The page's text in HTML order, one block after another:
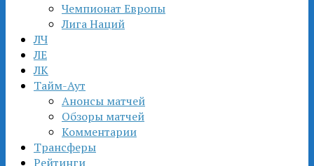
Чемпионат Европы
Лига Наций
ЛЧ
ЛЕ
ЛК
Тайм-Аут
Анонсы матчей
Обзоры матчей
Комментарии
Трансферы
Рейтинги